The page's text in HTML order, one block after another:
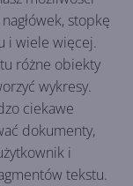
stopkę
i wiele więcej.
różne obiekty
wykresy.
ciekawe
dokumenty,
i
tekstu.